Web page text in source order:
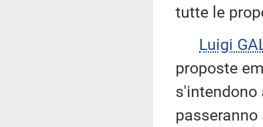
tutte le
Luigi
proposte
s'intendono